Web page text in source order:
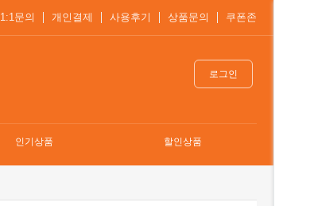
1:1문의 개인결제 사용후기 상품문의 쿠폰존
로그인
인기상품 할인상품